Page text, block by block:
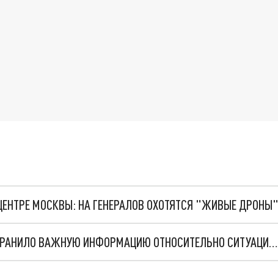
МОСКВЫ: НА ГЕНЕРАЛОВ ОХОТЯТСЯ "ЖИВЫЕ ДРОНЫ"
МИНОБОРОНЫ АРМЕНИИ РАСПРОСТРАНИЛО ВАЖНУЮ ИНФОРМАЦИЮ ОТНОСИТЕЛЬНО СИТУАЦИИ НА ГРАНИЦЕ